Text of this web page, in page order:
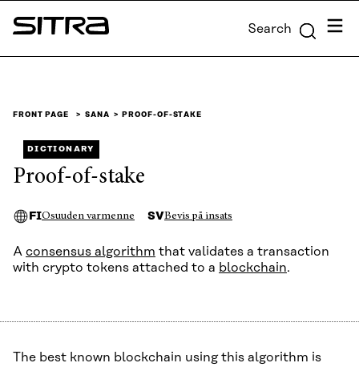
Skip to
content
Sitra Search Menu
FRONT PAGE SANA PROOF-OF-STAKE
DICTIONARY
Proof-of-stake
FIOsuuden varmenne SVBevis på insats
A consensus algorithm that validates a transaction
with crypto tokens attached to a blockchain.
The best known blockchain using this algorithm is